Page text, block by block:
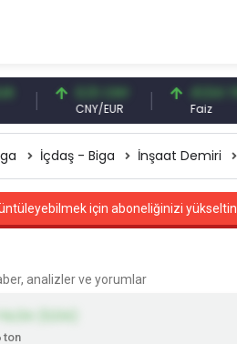
0,13 CNY
CNY/EUR
41,54 TRY
Faiz
İçdaş - Biga İnşaat Demiri
için aboneliğinizi yükseltin.
analizler ve yorumlar
ton